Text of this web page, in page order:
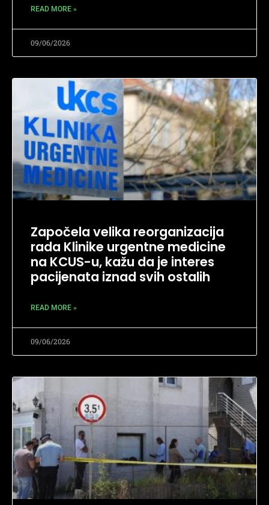
READ MORE »
09/06/2026
Započela velika reorganizacija
rada Klinike urgentne medicine
na KCUS-u, kažu da je interes
pacijenata iznad svih ostalih
READ MORE »
09/06/2026